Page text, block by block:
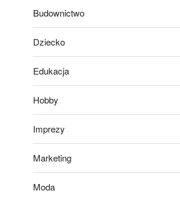
Budownictwo
Dziecko
Edukacja
Hobby
Imprezy
Marketing
Moda